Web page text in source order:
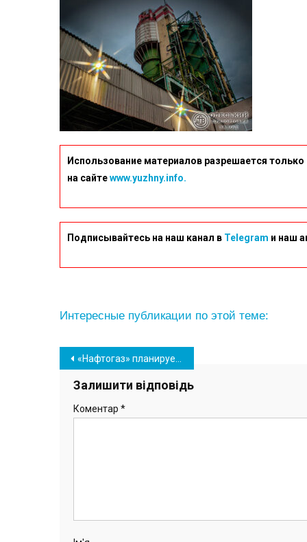
Использование материалов разрешается
на сайтеwww.yuzhny.info.
Подписывайтесь на наш канал в Telegram и наш
Интересные публикации по этой теме:
Навігація
записів
«Нафтогаз» планирует отсудить у ОПЗ более 400 млн гривен
Залишити відповідь
Коментар *